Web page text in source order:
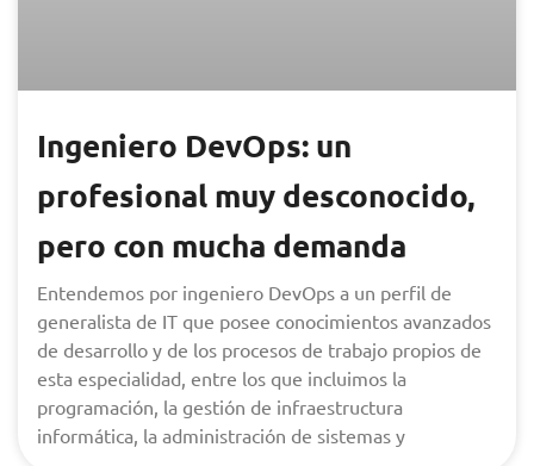
Ingeniero DevOps: un
profesional muy desconocido,
pero con mucha demanda
Entendemos por ingeniero DevOps a un perfil de
generalista de IT que posee conocimientos avanzados
de desarrollo y de los procesos de trabajo propios de
esta especialidad, entre los que incluimos la
programación, la gestión de infraestructura
informática, la administración de sistemas y